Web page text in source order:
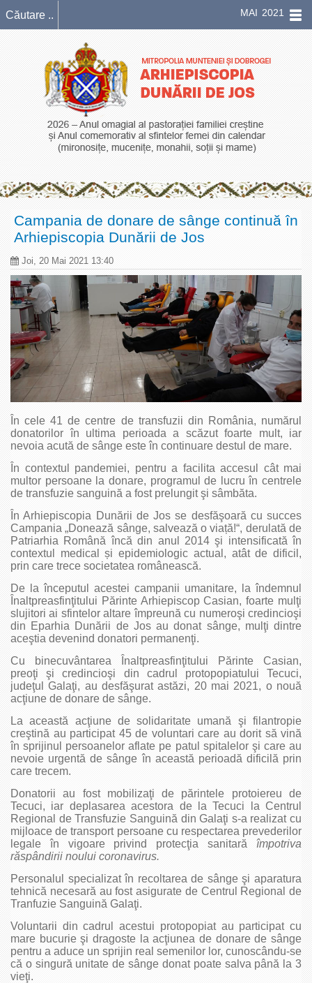
MAI 2021
Campania de donare de sânge continuă în
Arhiepiscopia Dunării de Jos
Joi, 20 Mai 2021 13:40
În cele 41 de centre de transfuzii din România, numărul
donatorilor în ultima perioada a scăzut foarte mult, iar
nevoia acută de sânge este în continuare destul de mare.
În contextul pandemiei, pentru a facilita accesul cât mai
multor persoane la donare, programul de lucru în centrele
de transfuzie sanguină a fost prelungit şi sâmbăta.
În Arhiepiscopia Dunării de Jos se desfăşoară cu succes
Campania „Donează sânge, salvează o viață!“, derulată de
Patriarhia Română încă din anul 2014 şi intensificată în
contextul medical și epidemiologic actual, atât de dificil,
prin care trece societatea românească.
De la începutul acestei campanii umanitare, la îndemnul
Înaltpreasfinţitului Părinte Arhiepiscop Casian, foarte mulţi
slujitori ai sfintelor altare împreună cu numeroşi credincioşi
din Eparhia Dunării de Jos au donat sânge, mulţi dintre
aceştia devenind donatori permanenţi.
Cu binecuvântarea Înaltpreasfinţitului Părinte Casian,
preoţi şi credincioşi din cadrul protopopiatului Tecuci,
judeţul Galaţi, au desfăşurat astăzi, 20 mai 2021, o nouă
acţiune de donare de sânge.
La această acţiune de solidaritate umană şi filantropie
creştină au participat 45 de voluntari care au dorit să vină
în sprijinul persoanelor aflate pe patul spitalelor şi care au
nevoie urgentă de sânge în această perioadă dificilă prin
care trecem.
Donatorii au fost mobilizaţi de părintele protoiereu de
Tecuci, iar deplasarea acestora de la Tecuci la Centrul
Regional de Transfuzie Sanguină din Galaţi s-a realizat cu
mijloace de transport persoane cu respectarea prevederilor
legale în vigoare privind protecţia sanitară împotriva
răspândirii noului coronavirus.
Personalul specializat în recoltarea de sânge şi aparatura
tehnică necesară au fost asigurate de Centrul Regional de
Tranfuzie Sanguină Galaţi.
Voluntarii din cadrul acestui protopopiat au participat cu
mare bucurie şi dragoste la acţiunea de donare de sânge
pentru a aduce un sprijin real semenilor lor, cunoscându-se
că o singură unitate de sânge donat poate salva până la 3
vieţi.